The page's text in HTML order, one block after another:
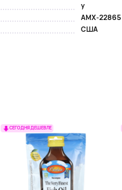
y
AMX-22865
США
СЕГОДНЯ ДЕШЕВЛЕ